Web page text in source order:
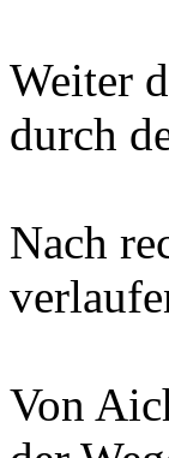
Weiter
durch
Nach
Von